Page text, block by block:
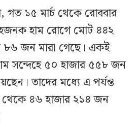
১৫ মার্চ থেকে রোববার
হাম রোগে মোট ৪৪২
৮৬ জন মারা গেছে। একই
সন্দেহে ৫০ হাজার ৫৫৮ জন
তাদের মধ্যে এ পর্যন্ত
থেকে ৪৬ হাজার ২১৪ জন